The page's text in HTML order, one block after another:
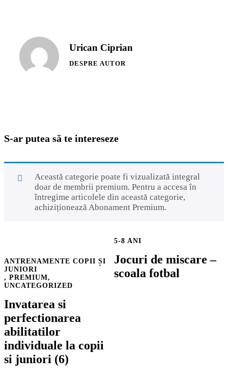
Urican Ciprian
DESPRE AUTOR
S-ar putea să te intereseze
Această categorie poate fi vizualizată integral
doar de membrii premium. Pentru a accesa în
întregime articolele din această categorie,
achiziționează Abonament Premium.
ANTRENAMENTE COPII ȘI
JUNIORI
, PREMIUM,
UNCATEGORIZED
Invatarea si
perfectionarea
abilitatilor
individuale la copii
si juniori (6)
5-8 ANI
Jocuri de miscare –
scoala fotbal